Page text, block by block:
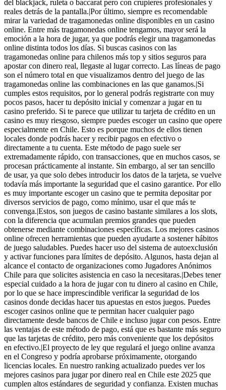
del blackjack, ruleta o baccarat pero con crupieres profesionales y
reales detrás de la pantalla.|Por último, siempre es recomendable
mirar la variedad de tragamonedas online disponibles en un casino
online. Entre más tragamonedas online tengamos, mayor será la
emoción a la hora de jugar, ya que podrás elegir una tragamonedas
online distinta todos los días. Si buscas casinos con las
tragamonedas online para chilenos más top y sitios seguros para
apostar con dinero real, llegaste al lugar correcto. Las líneas de pago
son el número total en que visualizamos dentro del juego de las
tragamonedas online las combinaciones en las que ganamos.|Si
cumples estos requisitos, por lo general podrás registrarte con muy
pocos pasos, hacer tu depósito inicial y comenzar a jugar en tu
casino preferido. Si te parece que utilizar tu tarjeta de crédito en un
casino es muy riesgoso, siempre puedes escoger un casino que opere
especialmente en Chile. Esto es porque muchos de ellos tienen
locales donde podrás hacer y recibir pagos en efectivo o
directamente a tu cuenta. Este método de pago suele ser
extremadamente rápido, con transacciones, que en muchos casos, se
procesan prácticamente al instante. Sin embargo, al ser tan sencillo
de usar, ya que solo debes introducir los datos de la tarjeta, se vuelve
todavía más importante la seguridad que el casino garantice. Por ello
es muy importante escoger un casino que te permita depositar por
diversos servicios de pago, como mínimo, usar el que más te
convenga.|Estos, son juegos de casino bastante similares a los slots,
con la diferencia que acumulan premios grandes que pueden
obtenerse mediante combinaciones específicas. Los mejores casinos
online ofrecen herramientas que pueden ayudarte a sostener hábitos
de juego saludables. Puedes hacer uso del sistema de autoexclusión
y activar funciones para límites de depósito. Algunos, hasta dejan al
alcance el contacto de organizaciones como Jugadores Anónimos
Chile para que solicites asistencia en caso la necesitaras.|Debes tener
especial cuidado a la hora de jugar con tu dinero al casino en Chile,
por lo que se hace imprescindible verificar la seguridad de los
casinos donde decidas hacer tus apuestas en estos juegos. Puedes
escoger casinos online que te permitan hacer cualquier pago
directamente desde bancos de Chile e incluso jugar con pesos. Entre
las ventajas de este método de pago, está que es bastante más seguro
que las tarjetas de crédito, pero más conveniente que los depósitos
en efectivo.|El proyecto de ley que regulará el juego online avanza
en el Congreso y podría aprobarse próximamente, otorgando
licencias locales. En nuestro ranking actualizado puedes ver los
mejores casinos para jugar por dinero real en Chile este 2025 que
cumplen altos estándares de seguridad y confianza. Existen muchas